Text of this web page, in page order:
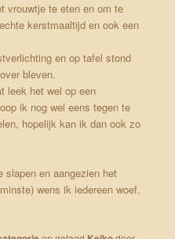
vrouwtje te eten en om te
kerstmaaltijd en ook een
en op tafel stond
bleven.
leek het wel op een
ik nog wel eens tegen te
hopelijk kan ik dan ook zo
slapen en aangezien het
wens ik iedereen woef,